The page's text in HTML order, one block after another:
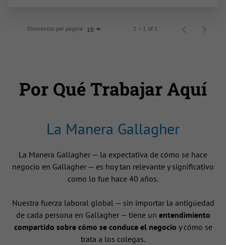
Elementos por página 10 1 – 1 of 1
Por Qué Trabajar Aquí
La Manera Gallagher
La Manera Gallagher — la expectativa de cómo se hace
negocio en Gallagher — es hoy tan relevante y significativo
como lo fue hace 40 años.
Nuestra fuerza laboral global — sin importar la antigüedad
de cada persona en Gallagher — tiene un entendimiento
compartido sobre cómo se conduce el negocio y cómo se
trata a los colegas.